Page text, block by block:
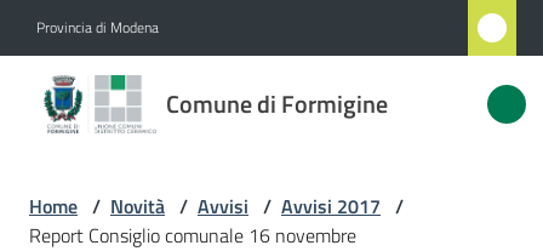
Provincia di Modena
Comune di Formigine
Comune
di
Home / Novità / Avvisi / Avvisi 2017 /
Report Consiglio comunale 16 novembre